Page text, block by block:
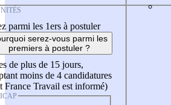
parmi les 1ers à postuler
serez-vous parmi les
premiers à postuler ?
de plus de 15 jours,
moins de 4 candidatures
France Travail est informé)